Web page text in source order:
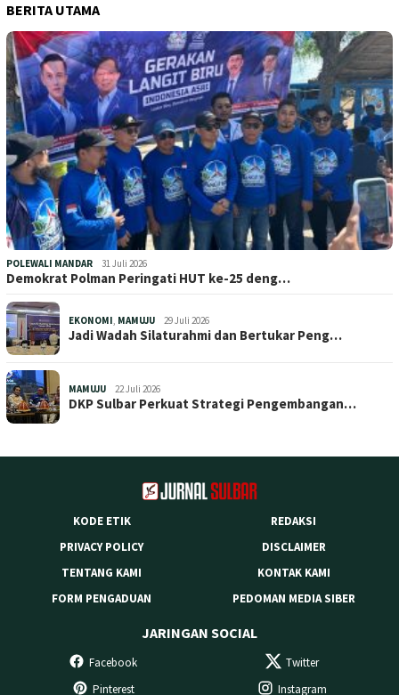
BERITA UTAMA
POLEWALI MANDAR 31 Juli 2026
Demokrat Polman Peringati HUT ke-25 deng…
EKONOMI, MAMUJU 29 Juli 2026
Jadi Wadah Silaturahmi dan Bertukar Peng…
MAMUJU 22 Juli 2026
DKP Sulbar Perkuat Strategi Pengembangan…
KODE ETIK
REDAKSI
PRIVACY POLICY
DISCLAIMER
TENTANG KAMI
KONTAK KAMI
FORM PENGADUAN
PEDOMAN MEDIA SIBER
JARINGAN SOCIAL
Facebook
Twitter
Pinterest
Instagram